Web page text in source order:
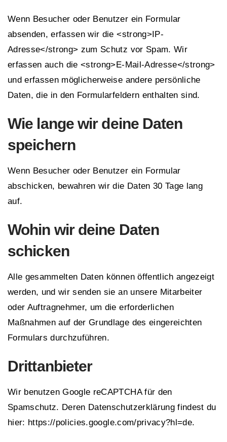
Wenn Besucher oder Benutzer ein Formular
absenden, erfassen wir die <strong>IP-
Adresse</strong> zum Schutz vor Spam. Wir
erfassen auch die <strong>E-Mail-Adresse</strong>
und erfassen möglicherweise andere persönliche
Daten, die in den Formularfeldern enthalten sind.
Wie lange wir deine Daten
speichern
Wenn Besucher oder Benutzer ein Formular
abschicken, bewahren wir die Daten 30 Tage lang
auf.
Wohin wir deine Daten
schicken
Alle gesammelten Daten können öffentlich angezeigt
werden, und wir senden sie an unsere Mitarbeiter
oder Auftragnehmer, um die erforderlichen
Maßnahmen auf der Grundlage des eingereichten
Formulars durchzuführen.
Drittanbieter
Wir benutzen Google reCAPTCHA für den
Spamschutz. Deren Datenschutzerklärung findest du
hier: https://policies.google.com/privacy?hl=de.